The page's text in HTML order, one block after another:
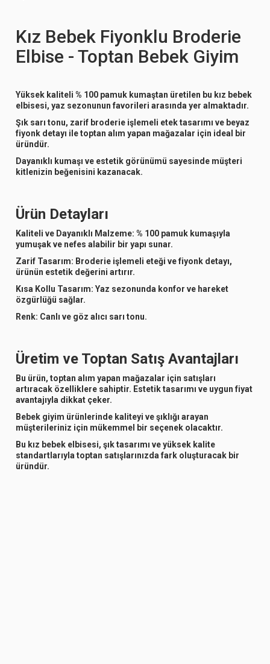
Kız Bebek Fiyonklu Broderie
Elbise - Toptan Bebek Giyim
Yüksek kaliteli % 100 pamuk kumaştan üretilen bu kız bebek
elbisesi, yaz sezonunun favorileri arasında yer almaktadır.
Şık sarı tonu, zarif broderie işlemeli etek tasarımı ve beyaz
fiyonk detayı ile toptan alım yapan mağazalar için ideal bir
üründür.
Dayanıklı kumaşı ve estetik görünümü sayesinde müşteri
kitlenizin beğenisini kazanacak.
Ürün Detayları
Kaliteli ve Dayanıklı Malzeme: % 100 pamuk kumaşıyla
yumuşak ve nefes alabilir bir yapı sunar.
Zarif Tasarım: Broderie işlemeli eteği ve fiyonk detayı,
ürünün estetik değerini artırır.
Kısa Kollu Tasarım: Yaz sezonunda konfor ve hareket
özgürlüğü sağlar.
Renk: Canlı ve göz alıcı sarı tonu.
Üretim ve Toptan Satış Avantajları
Bu ürün, toptan alım yapan mağazalar için satışları
artıracak özelliklere sahiptir. Estetik tasarımı ve uygun fiyat
avantajıyla dikkat çeker.
Bebek giyim ürünlerinde kaliteyi ve şıklığı arayan
müşterileriniz için mükemmel bir seçenek olacaktır.
Bu kız bebek elbisesi, şık tasarımı ve yüksek kalite
standartlarıyla toptan satışlarınızda fark oluşturacak bir
üründür.